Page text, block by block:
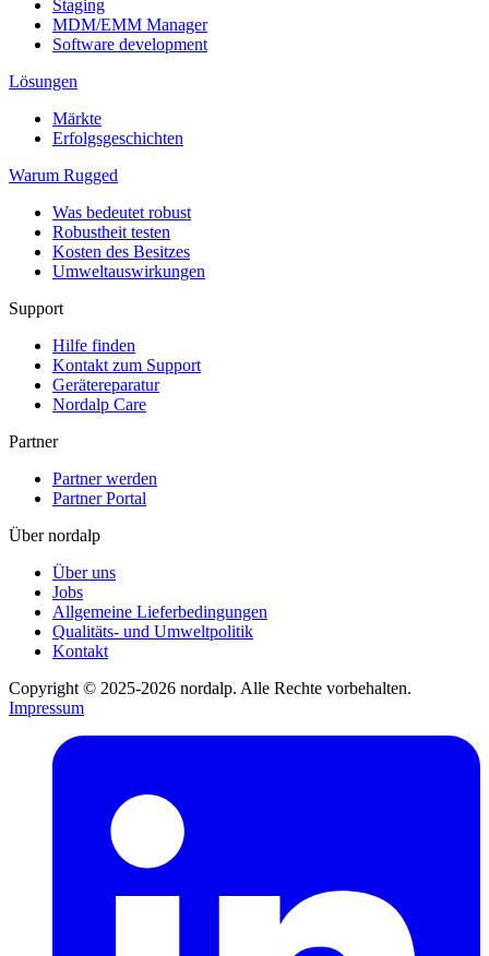
Staging
MDM/EMM Manager
Software development
Lösungen
Märkte
Erfolgsgeschichten
Warum Rugged
Was bedeutet robust
Robustheit testen
Kosten des Besitzes
Umweltauswirkungen
Support
Hilfe finden
Kontakt zum Support
Gerätereparatur
Nordalp Care
Partner
Partner werden
Partner Portal
Über nordalp
Über uns
Jobs
Allgemeine Lieferbedingungen
Qualitäts- und Umweltpolitik
Kontakt
Copyright © 2025-2026 nordalp. Alle Rechte vorbehalten.
Impressum